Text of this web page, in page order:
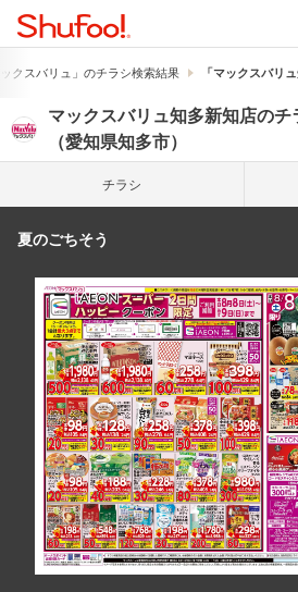
クスバリュ」のチラシ検索結果 「マックスバリ
マックスバリュ知多新知店のチ
（愛知県知多市）
チラシ
夏のごちそう